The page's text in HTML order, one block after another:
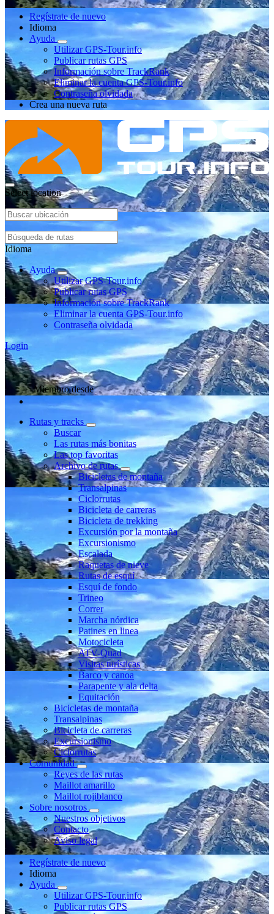
Regístrate de nuevo
Idioma
Ayuda
Utilizar GPS-Tour.info
Publicar rutas GPS
Información sobre TrackRank
Eliminar la cuenta GPS-Tour.info
Contraseña olvidada
Crea una nueva ruta
Select location
Idioma
Ayuda
Utilizar GPS-Tour.info
Publicar rutas GPS
Información sobre TrackRank
Eliminar la cuenta GPS-Tour.info
Contraseña olvidada
Login
Miembro desde
Rutas y tracks
Buscar
Las rutas más bonitas
Las top favoritas
Archivo de rutas
Bicicletas de montaña
Transalpinas
Ciclorrutas
Bicicleta de carreras
Bicicleta de trekking
Excursión por la montaña
Excursionismo
Escalada
Raquetas de nieve
Rutas de esquí
Esquí de fondo
Trineo
Correr
Marcha nórdica
Patines en linea
Motocicleta
ATV-Quad
Visitas turísticas
Barco y canoa
Parapente y ala delta
Equitación
Bicicletas de montaña
Transalpinas
Bicicleta de carreras
Excursionismo
Ciclorrutas
Comunidad
Reyes de las rutas
Maillot amarillo
Maillot rojiblanco
Sobre nosotros
Nuestros objetivos
Contacto
Aviso legal
Regístrate de nuevo
Idioma
Ayuda
Utilizar GPS-Tour.info
Publicar rutas GPS